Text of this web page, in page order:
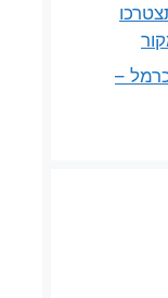
–